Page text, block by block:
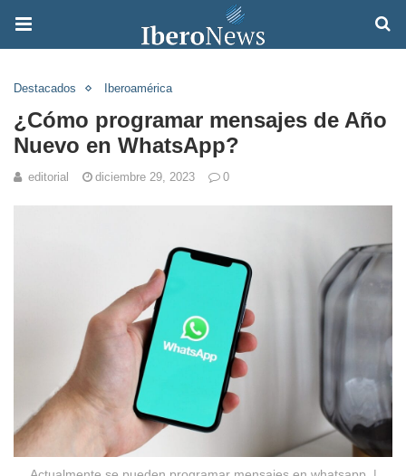
Destacados Iberoamérica
¿Cómo programar mensajes de Año
Nuevo en WhatsApp?
editorial diciembre 29, 2023 0